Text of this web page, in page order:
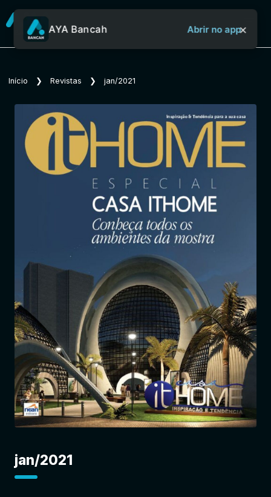
Sobre o Aya Bancah
Início
Revistas
Jornais
Notícias
Entrar
AYA Bancah Abrir no app×
Início ❯ Revistas ❯ jan/2021
jan/2021